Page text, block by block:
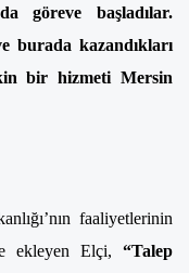
göreve başladılar.
burada kazandıkları
bir hizmeti Mersin
faaliyetlerinin
ekleyen Elçi, “Talep